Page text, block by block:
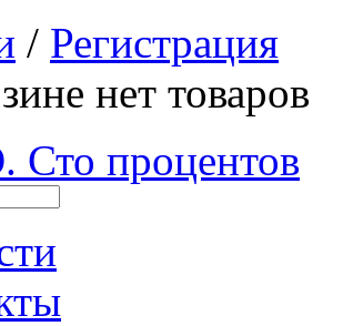
/ Регистрация
нет товаров
Сто процентов